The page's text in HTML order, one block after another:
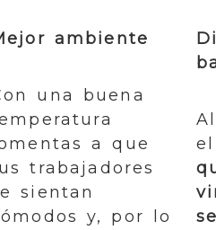
ambiente
una buena
a que
trabajadores
sientan
y, por lo